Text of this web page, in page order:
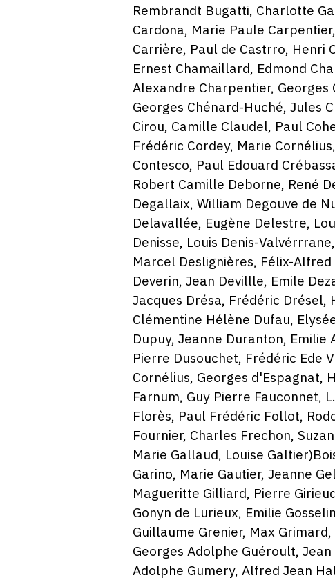
Rembrandt Bugatti, Charlotte
Cardona, Marie Paule
Carrière, Paul de Castrro, Henri
Ernest Chamaillard, Edmond
Alexandre Charpentier,
Georges Chénard-Huché, Jules
Cirou, Camille Claudel, Paul
Frédéric Cordey, Marie
Contesco, Paul Edouard
Robert Camille Deborne, René
Degallaix, William Degouve de
Delavallée, Eugène Delestre,
Denisse, Louis Denis-
Marcel Deslignières, Félix-
Deverin, Jean Devillle, Emile
Jacques Drésa, Frédéric Drésel,
Clémentine Hélène Dufau,
Dupuy, Jeanne Duranton,
Pierre Dusouchet, Frédéric Ede
Cornélius, Georges d'Espagnat,
Farnum, Guy Pierre Fauconnet,
Florès, Paul Frédéric Follot,
Fournier, Charles Frechon,
Marie Gallaud, Louise
Garino, Marie Gautier, Jeanne
Magueritte Gilliard, Pierre
Gonyn de Lurieux, Emilie
Guillaume Grenier, Max
Georges Adolphe Guéroult,
Adolphe Gumery, Alfred Jean